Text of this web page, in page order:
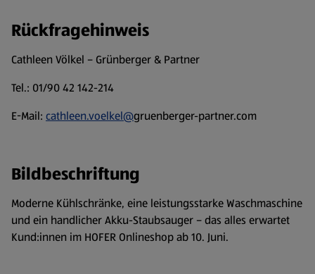
Rückfragehinweis
Cathleen Völkel – Grünberger & Partner
Tel.: 01/90 42 142-214
E-Mail: cathleen.voelkel@gruenberger-partner.com
Bildbeschriftung
Moderne Kühlschränke, eine leistungsstarke Waschmaschine
und ein handlicher Akku-Staubsauger – das alles erwartet
Kund:innen im HOFER Onlineshop ab 10. Juni.